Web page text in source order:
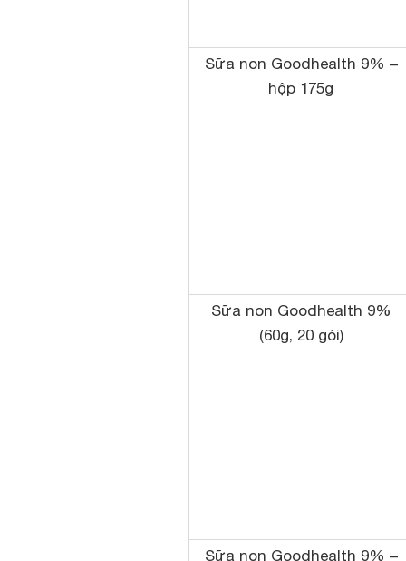
Sữa non Goodhealth 9% –
hộp 175g
Sữa non Goodhealth 9%
(60g, 20 gói)
Sữa non Goodhealth 9% –